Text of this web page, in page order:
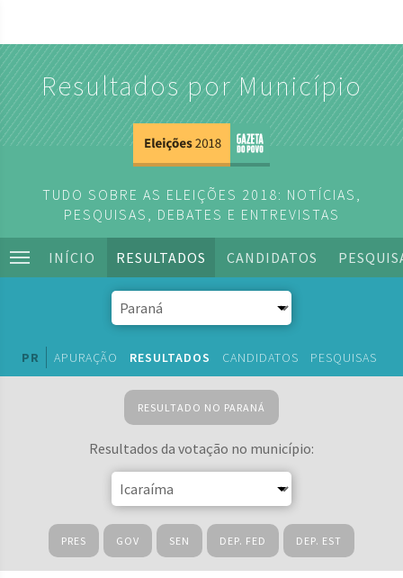
Resultados por Município
TUDO SOBRE AS ELEIÇÕES 2018: NOTÍCIAS,
PESQUISAS, DEBATES E ENTREVISTAS
INÍCIO RESULTADOS CANDIDATOS
PR APURAÇÃO RESULTADOS CANDIDATOS PESQUISAS
RESULTADO NO PARANÁ
Resultados da votação no município:
PRES GOV SEN DEP. FED DEP. EST